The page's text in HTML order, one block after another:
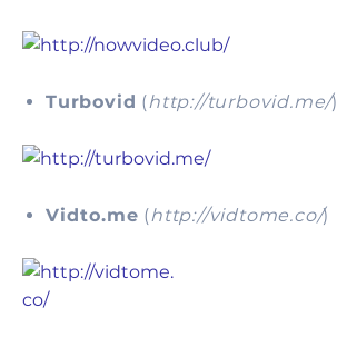
Turbovid (http://turbovid.me/)
Vidto.me (http://vidtome.co/)